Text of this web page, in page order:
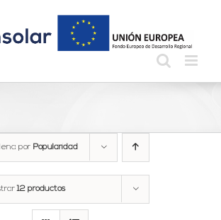
por Popularidad
12 productos